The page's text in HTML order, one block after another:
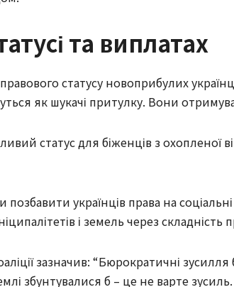
та виплатах
статусу новоприбулих
як шукачі притулку. Вони
статус для біженців з охопленої
позбавити українців права на
і земель через складність
зазначив: “Бюрократичні
збунтувалися б – це не варте